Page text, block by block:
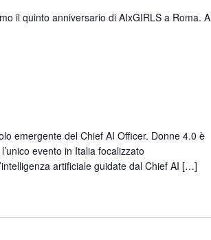
il quinto anniversario di AIxGIRLS a Roma. A
emergente del Chief AI Officer. Donne 4.0 è
evento in Italia focalizzato
artificiale guidate dal Chief AI […]